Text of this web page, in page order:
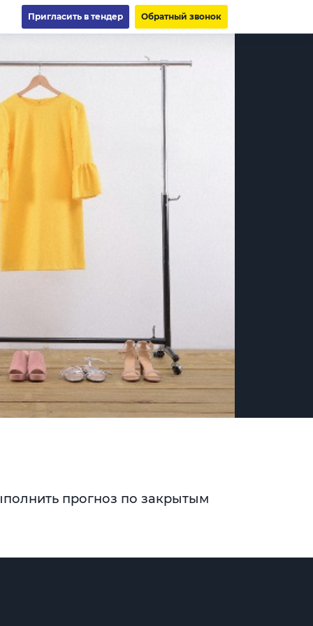
Пригласить в тендер Обратный звонок
прогноз по закрытым